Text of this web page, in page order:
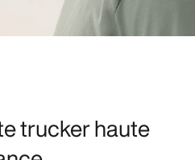
trucker haute